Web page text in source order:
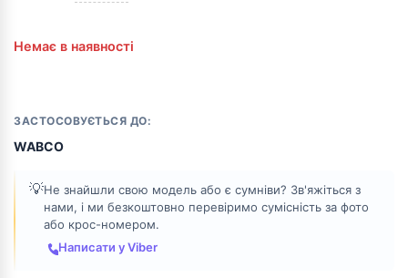
ЗАСТОСОВУЄТЬСЯ ДО:
WABCO
💡Не знайшли свою модель або є сумніви? Зв'яжіться з
нами, і ми безкоштовно перевіримо сумісність за фото
або крос-номером.
Написати у Viber
Немає в наявності